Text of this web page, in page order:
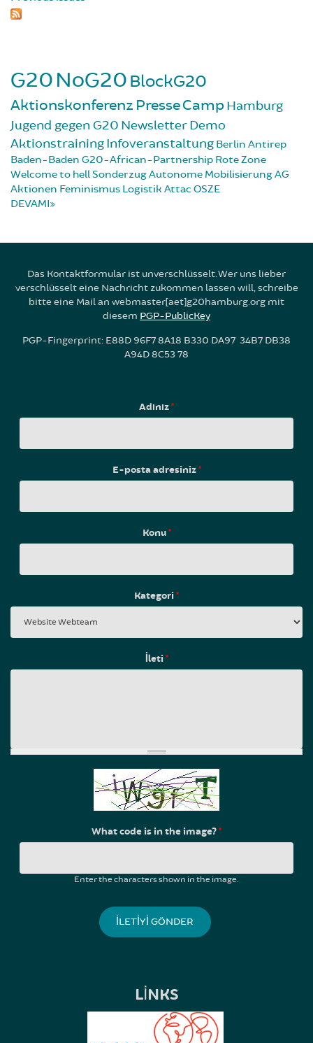
G20NoG20 BlockG20
Aktionskonferenz PresseCampHamburg
Jugend gegen G20 NewsletterDemo
AktionstrainingInfoveranstaltung Berlin Antirep
Baden-Baden G20-African-Partnership Rote Zone
Welcome to hellSonderzugAutonome MobilisierungAG
Aktionen Feminismus Logistik Attac OSZE
DEVAMI
Das Kontaktformular ist unverschlüsselt. Wer uns lieber
verschlüsselt eine Nachricht zukommen lassen will, schreibe
bitte eine Mail an webmaster[aet]g20hamburg.org mit
diesem PGP-PublicKey
PGP-Fingerprint: E88D 96F7 8A18 B330 DA97 34B7 DB38
A94D 8C53 78
Adınız*
E-posta adresiniz*
Konu*
Kategori*
İleti*
What code is in the image?*
Enter the characters shown in the image.
LINKS